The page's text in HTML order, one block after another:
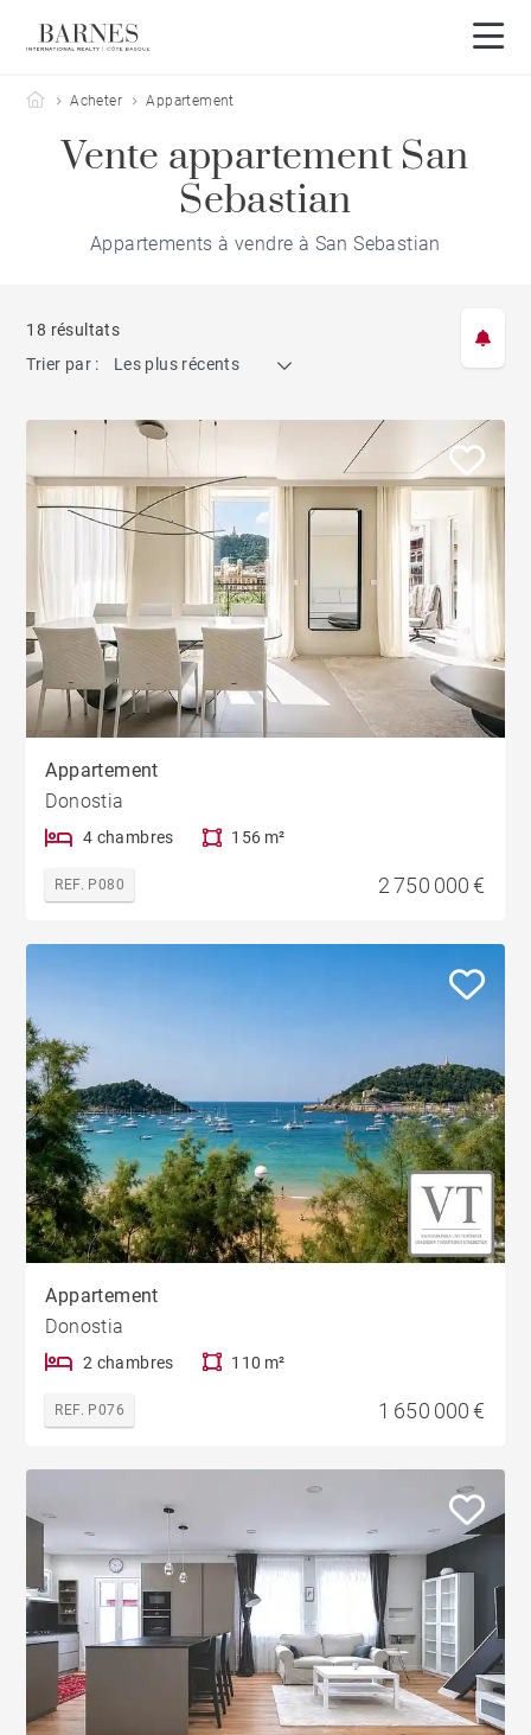
Barnes Côte Basque
Acheter Appartement
Vente appartement San
Sebastian
Appartements à vendre à San Sebastian
18 résultats
Trier par :
Les plus récents
Appartement
Donostia
4 chambres 156 m²
REF. P080 2 750 000 €
Appartement
Donostia
2 chambres 110 m²
REF. P076 1 650 000 €